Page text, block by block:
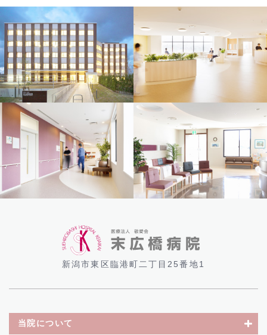
新潟市東区臨港町二丁目25番地1
当院について